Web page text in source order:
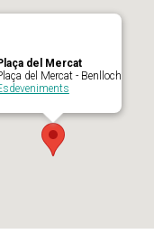
del Mercat
del Mercat - Benlloch